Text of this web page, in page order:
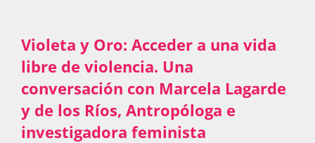
Violeta y Oro: Acceder a una vida
libre de violencia. Una
conversación con Marcela Lagarde
y de los Ríos, Antropóloga e
investigadora feminista